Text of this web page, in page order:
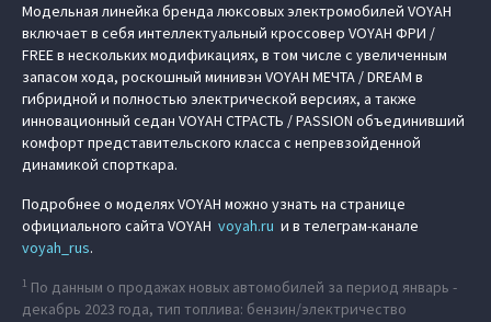
Модельная линейка бренда люксовых электромобилей VOYAH
включает в себя интеллектуальный кроссовер VOYAH ФРИ /
FREE в нескольких модификациях, в том числе с увеличенным
запасом хода, роскошный минивэн VOYAH МЕЧТА / DREAM в
гибридной и полностью электрической версиях, а также
инновационный седан VOYAH СТРАСТЬ / PASSION объединивший
комфорт представительского класса с непревзойденной
динамикой спорткара.
Подробнее о моделях VOYAH можно узнать на странице
официального сайта VOYAH voyah.ru и в телеграм-канале
voyah_rus.
1 По данным о продажах новых автомобилей за период январь -
декабрь 2023 года, тип топлива: бензин/электричество